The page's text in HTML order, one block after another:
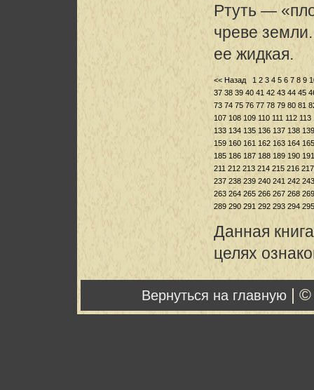
Ртуть —
чреве
ее жидкая.
<< Назад 1 2 3 4 5 6 7 8 9
37 38 39 40 41 42 43 44 45
73 74 75 76 77 78 79 80 81
107 108 109 110 111 112 113
133 134 135 136 137 138 139
159 160 161 162 163 164 165
185 186 187 188 189 190 191
211 212 213 214 215 216 217
237 238 239 240 241 242 243
263 264 265 266 267 268 269
289 290 291 292 293 294 295
Данная
целях
Вернуться на главную |